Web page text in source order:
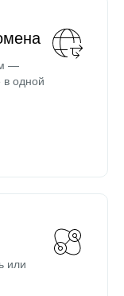
—
в одной
или